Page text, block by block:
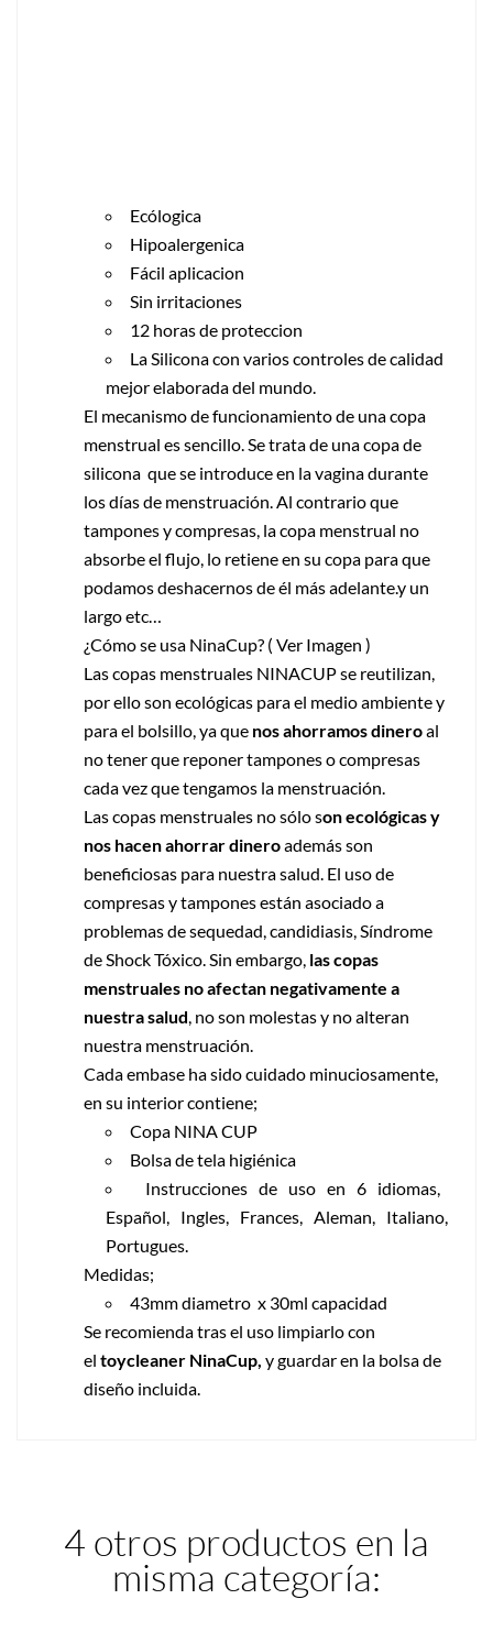
Ecólogica
Hipoalergenica
Fácil aplicacion
Sin irritaciones
12 horas de proteccion
La Silicona con varios controles de calidad
mejor elaborada del mundo.
El mecanismo de funcionamiento de una copa
menstrual es sencillo. Se trata de una copa de
silicona que se introduce en la vagina durante
los dí­as de menstruación. Al contrario que
tampones y compresas, la copa menstrual no
absorbe el flujo, lo retiene en su copa para que
podamos deshacernos de él más adelante.y un
largo etc…
¿Cómo se usa NinaCup? ( Ver Imagen )
Las copas menstruales NINACUP se reutilizan,
por ello son ecológicas para el medio ambiente y
para el bolsillo, ya que nos ahorramos dineroal
no tener que reponer tampones o compresas
cada vez que tengamos la menstruación.
Las copas menstruales no sólo son ecológicas y
nos hacen ahorrar dineroademás son
beneficiosas para nuestra salud. El uso de
compresas y tampones están asociado a
problemas de sequedad, candidiasis, Síndrome
de Shock Tóxico. Sin embargo, las copas
menstruales no afectan negativamente a
nuestra salud , no son molestas y no alteran
nuestra menstruación.
Cada embase ha sido cuidado minuciosamente,
en su interior contiene;
Copa NINA CUP
Bolsa de tela higiénica
Instrucciones de uso en 6 idiomas,
Español, Ingles, Frances, Aleman, Italiano,
Portugues.
Medidas;
43mm diametro x 30ml capacidad
Se recomienda tras el uso limpiarlo con
el toycleaner NinaCup, y guardar en la bolsa de
diseño incluida.
4 otros productos en la
misma categoría: